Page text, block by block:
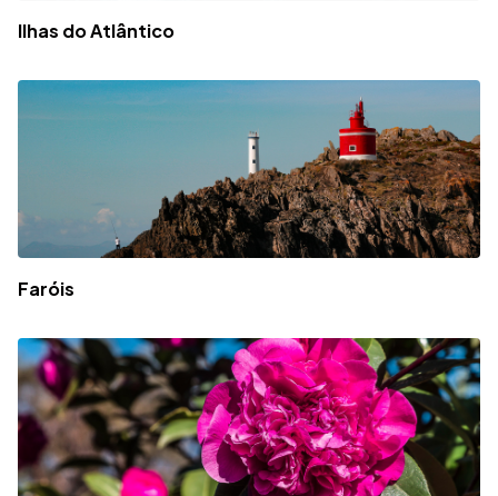
Ilhas do Atlântico
Faróis